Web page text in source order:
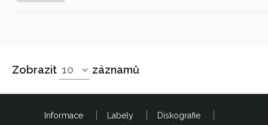
Zobrazit záznamů
Informace Labely Diskografie